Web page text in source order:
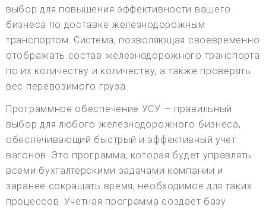
выбор для повышения эффективности вашего
бизнеса по доставке железнодорожным
транспортом. Система, позволяющая своевременно
отображать состав железнодорожного транспорта
по их количеству и количеству, а также проверять
вес перевозимого груза.
Программное обеспечение УСУ — правильный
выбор для любого железнодорожного бизнеса,
обеспечивающий быстрый и эффективный учет
вагонов. Это программа, которая будет управлять
всеми бухгалтерскими задачами компании и
заранее сокращать время, необходимое для таких
процессов. Учетная программа создает базу